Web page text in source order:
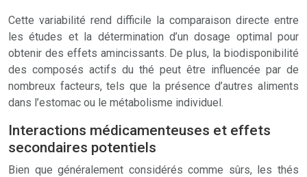
Cette variabilité rend difficile la comparaison directe entre
les études et la détermination d’un dosage optimal pour
obtenir des effets amincissants. De plus, la biodisponibilité
des composés actifs du thé peut être influencée par de
nombreux facteurs, tels que la présence d’autres aliments
dans l’estomac ou le métabolisme individuel.
Interactions médicamenteuses et effets
secondaires potentiels
Bien que généralement considérés comme sûrs, les thés